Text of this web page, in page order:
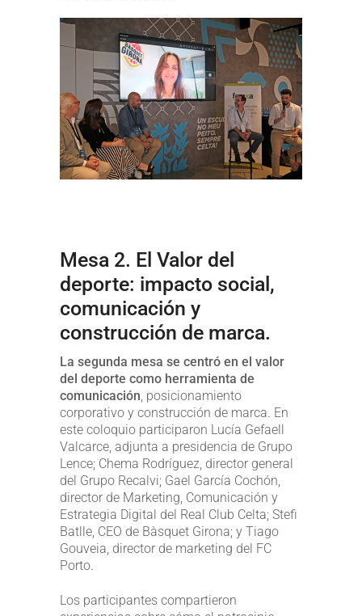
Mesa 2. El Valor del
deporte: impacto social,
comunicación y
construcción de marca.
La segunda mesa se centró en el valor
del deporte como herramienta de
comunicación , posicionamiento
corporativo y construcción de marca. En
este coloquio participaron Lucía Gefaell
Valcarce, adjunta a presidencia de Grupo
Lence; Chema Rodríguez, director general
del Grupo Recalvi; Gael García Cochón,
director de Marketing, Comunicación y
Estrategia Digital del Real Club Celta; Stefi
Batlle, CEO de Bàsquet Girona; y Tiago
Gouveia, director de marketing del FC
Porto.
Los participantes compartieron